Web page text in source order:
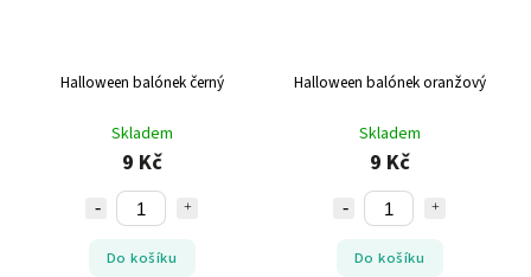
Halloween balónek černý
Skladem
9 Kč
Do košíku
Halloween balónek oranžový
Skladem
9 Kč
Do košíku